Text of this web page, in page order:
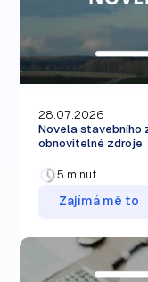
28.07.2026
Novela stavebního
obnovitelné zdroje
5 minut
Zajímá mě to